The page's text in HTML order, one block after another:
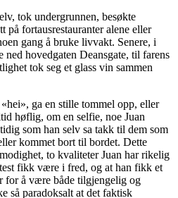
tok undergrunnen, besøkte
på fortausrestauranter alene eller
gang å bruke livvakt. Senere, i
ned hovedgaten Deansgate, til farens
tok seg et glass vin sammen
ga en stille tommel opp, eller
høflig, om en selfie, noe Juan
som han selv sa takk til dem som
kommet bort til bordet. Dette
to kvaliteter Juan har rikelig
fikk være i fred, og at han fikk et
for å være både tilgjengelig og
så paradoksalt at det faktisk